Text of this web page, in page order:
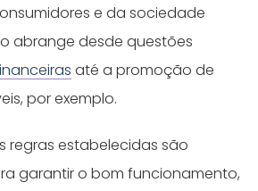
e da sociedade
abrange desde questões
até a promoção de
por exemplo.
regras estabelecidas são
garantir o bom funcionamento,